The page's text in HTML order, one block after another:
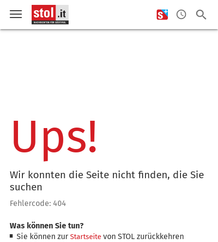
Ups!
Wir konnten die Seite nicht finden, die Sie
suchen
Fehlercode: 404
Was können Sie tun?
Sie können zurStartseite von STOL zurückkehren